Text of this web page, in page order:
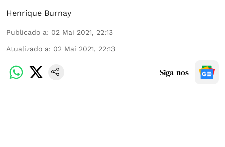
Henrique Burnay
Publicado a: 02 Mai 2021, 22:13
Atualizado a: 02 Mai 2021, 22:13
Siga-nos